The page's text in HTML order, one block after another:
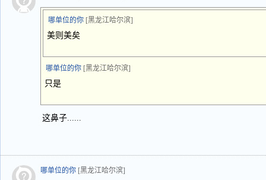
哪单位的你 [黑龙江哈尔滨]
美则美矣
哪单位的你 [黑龙江哈尔滨]
只是
这鼻子......
哪单位的你 [黑龙江哈尔滨]